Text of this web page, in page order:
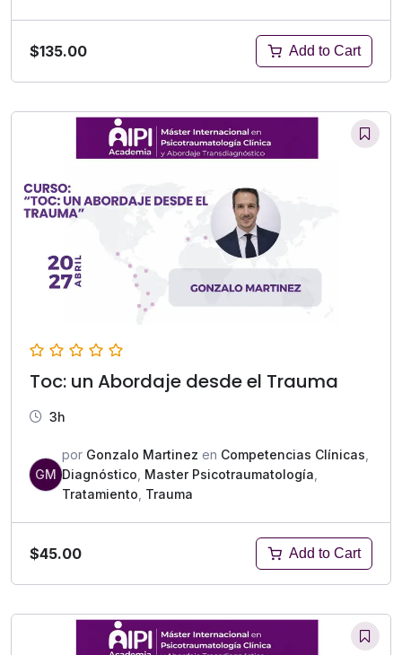
$135.00 Add to Cart
Toc: un Abordaje desde el Trauma
3h
GM
por Gonzalo Martinez en Competencias Clínicas
Diagnóstico Master Psicotraumatología
Tratamiento Trauma
$45.00 Add to Cart